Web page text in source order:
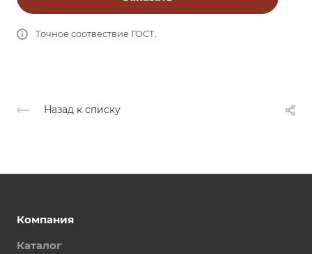
Точное соотвествие ГОСТ.
Назад к списку
Компания
Каталог